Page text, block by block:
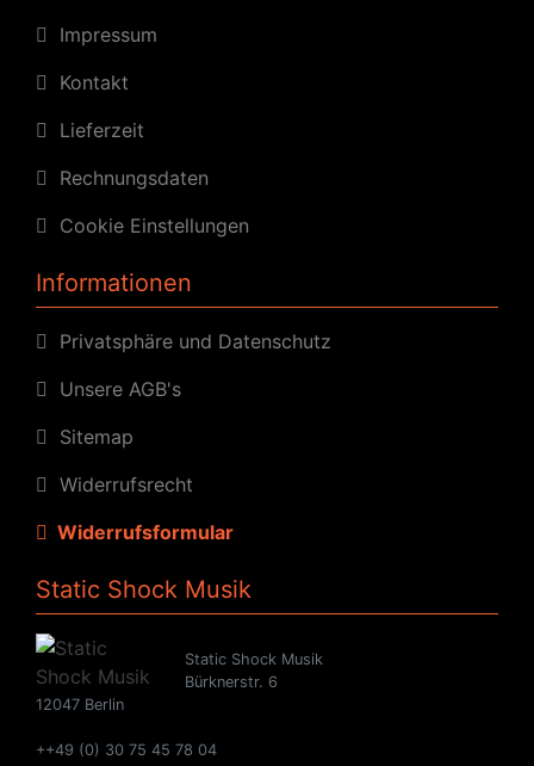
Impressum
Kontakt
Lieferzeit
Rechnungsdaten
Cookie Einstellungen
Informationen
Privatsphäre und Datenschutz
Unsere AGB's
Sitemap
Widerrufsrecht
Widerrufsformular
Static Shock Musik
Static Shock Musik
Bürknerstr. 6
12047 Berlin
++49 (0) 30 75 45 78 04